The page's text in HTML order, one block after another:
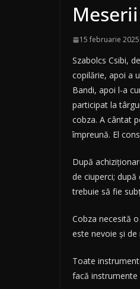
15 februarie 2025
Szabolcs Csibi,
copilărie, apoi a
Bandi, apoi l-a
participat la
cobza. A cântat
împreună. El
După
de ciuperci;
trebuie să fie
Cobza necesită
este nevoie şi
Toate
facă instrumente